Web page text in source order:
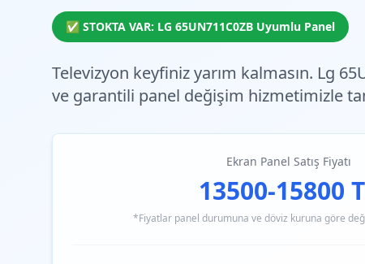
✅ STOKTA VAR: LG 65UN711C0ZB Uyumlu Panel
Televizyon keyfiniz yarım kalmasın. Lg
ve garantili panel değişim hizmetimizle
Ekran Panel Satış Fiyatı
13500-15800
*Fiyatlar panel durumuna ve döviz kuruna göre